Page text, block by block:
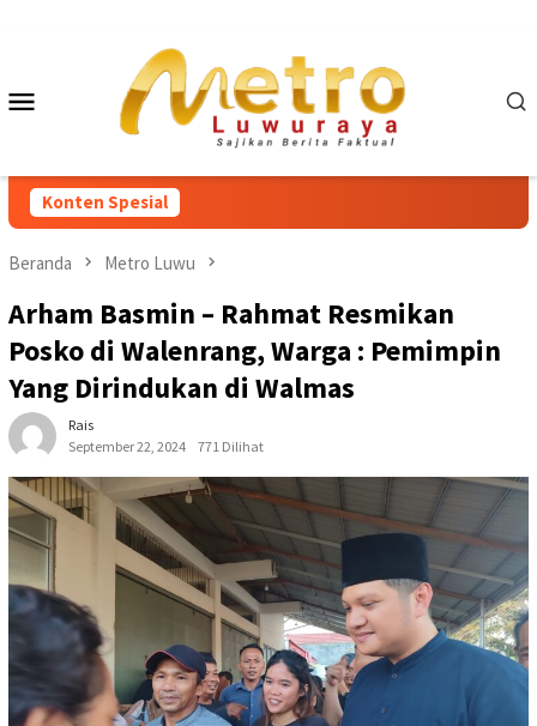
Mobile
Konten Spesial
Beranda Metro Luwu
Arham Basmin – Rahmat Resmikan
Posko di Walenrang, Warga : Pemimpin
Yang Dirindukan di Walmas
Rais
September 22, 2024
771 Dilihat